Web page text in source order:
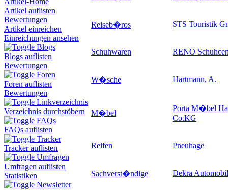
Artikel auflisten
Bewertungen
Artikel einreichen
Einreichungen ansehen
Blogs
Blogs auflisten
Bewertungen
Foren
Foren auflisten
Bewertungen
Linkverzeichnis
Verzeichnis durchstöbern
FAQs
FAQs auflisten
Tracker
Tracker auflisten
Umfragen
Umfragen auflisten
Statistiken
Newsletter
Reiseb�ros STS Touristik
Schuhwaren RENO
W�sche Hartmann, A.
M�bel
Porta M�bel
Co.KG
Reifen Pneuhage
Sachverst�ndige Dekra